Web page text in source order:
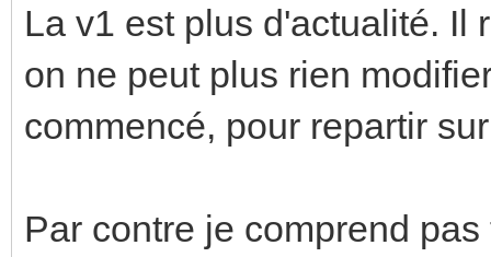
La v1 est plus d'actualité. Il
on ne peut plus rien
commencé, pour repartir
Par contre je comprend